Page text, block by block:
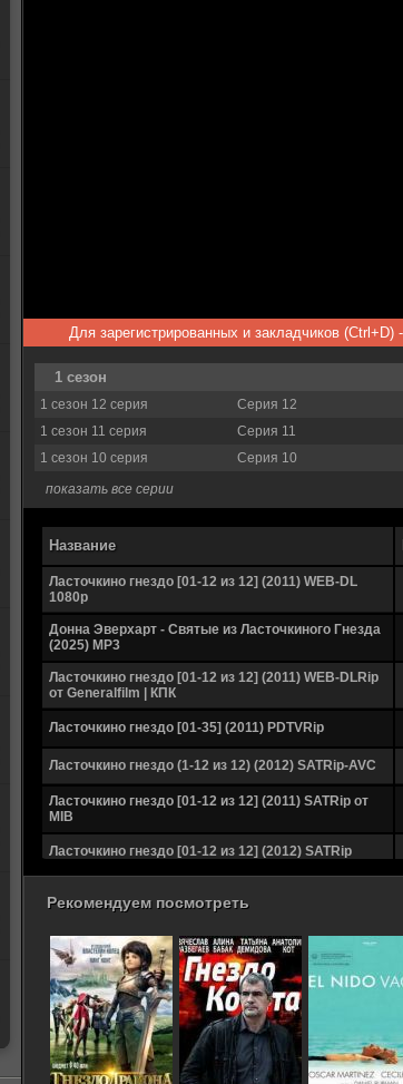
Для зарегистрированных и закладчиков
1 сезон
1 сезон 12 серия
Серия 12
1 сезон 11 серия
Серия 11
1 сезон 10 серия
Серия 10
показать все серии
Название
Ласточкино гнездо [01-12 из 12] (2011) WEB-DL
1080p
Донна Эверхарт - Святые из Ласточкиного Гнезда
(2025) MP3
Ласточкино гнездо [01-12 из 12] (2011) WEB-DLRip
от Generalfilm | КПК
Ласточкино гнездо [01-35] (2011) PDTVRip
Ласточкино гнездо (1-12 из 12) (2012) SATRip-AVC
Ласточкино гнездо [01-12 из 12] (2011) SATRip от
MIB
Ласточкино гнездо [01-12 из 12] (2012) SATRip
Рекомендуем посмотреть